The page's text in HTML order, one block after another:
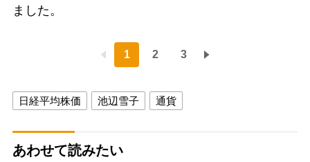
ました。
1 2 3
日経平均株価 池辺雪子 通貨
あわせて読みたい